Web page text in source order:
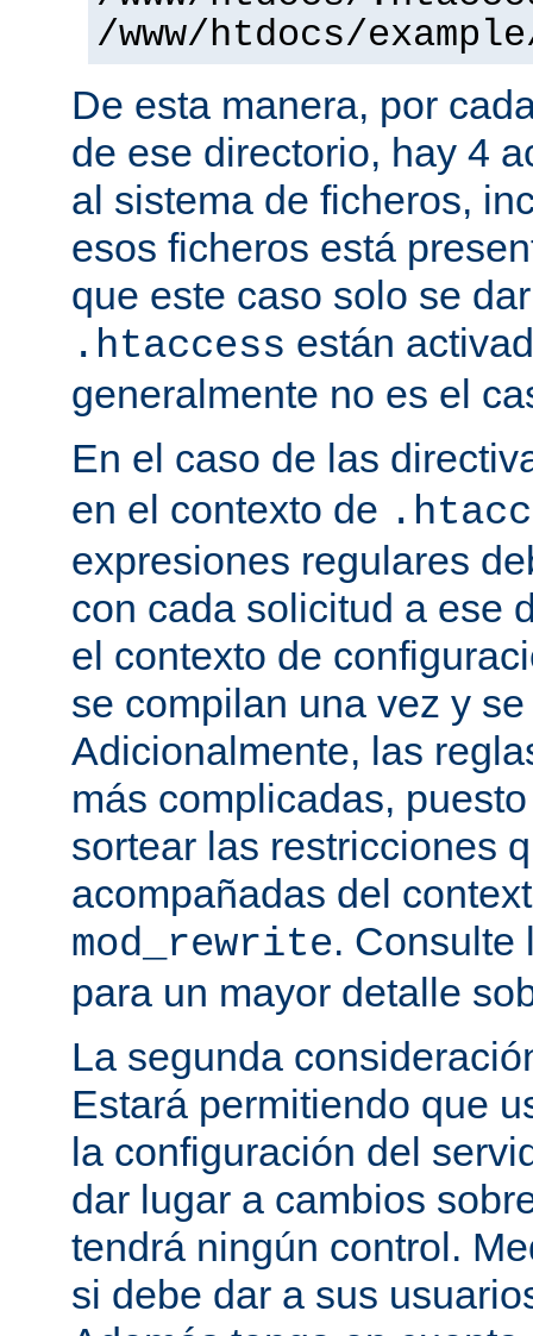
/www/htdocs/
De esta manera, por
de ese directorio, hay 4
al sistema de ficheros,
esos ficheros está
que este caso solo se
.htaccess están
generalmente no es el
En el caso de las
en el contexto de
expresiones regulares
con cada solicitud a ese
el contexto de
se compilan una vez y
Adicionalmente, las
más complicadas,
sortear las restricciones
acompañadas del
mod_rewrite.
para un mayor detalle
La segunda
Estará permitiendo que
la configuración del
dar lugar a cambios
tendrá ningún control.
si debe dar a sus